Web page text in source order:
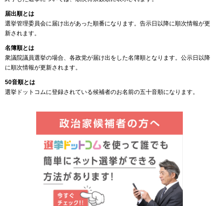
届出順とは
選挙管理委員会に届け出があった順番になります。告示日以降に順次情報が更
新されます。
名簿順とは
衆議院議員選挙の場合、各政党が届け出をした名簿順となります。公示日以降
に順次情報が更新されます。
50音順とは
選挙ドットコムに登録されている候補者のお名前の五十音順になります。